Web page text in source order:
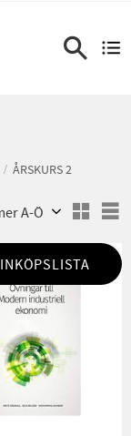
ÅRSKURS 2
INKÖPSLISTA